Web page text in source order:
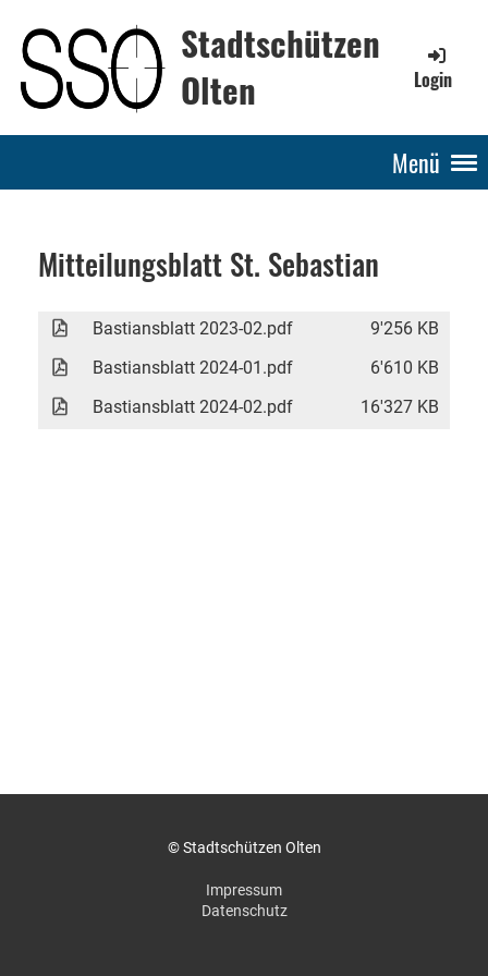
Stadtschützen
Olten
Login
Menü
Mitteilungsblatt St. Sebastian
Bastiansblatt 2023-02.pdf
9'256 KB
Bastiansblatt 2024-01.pdf
6'610 KB
Bastiansblatt 2024-02.pdf
16'327 KB
© Stadtschützen Olten
Impressum
Datenschutz